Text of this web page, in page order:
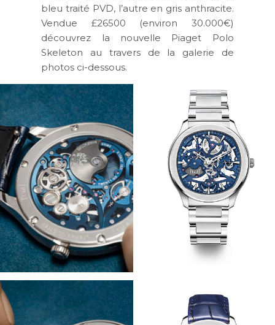
bleu traité PVD, l’autre en gris anthracite.
Vendue £26500 (environ 30.000€)
découvrez la nouvelle Piaget Polo
Skeleton au travers de la galerie de
photos ci-dessous.